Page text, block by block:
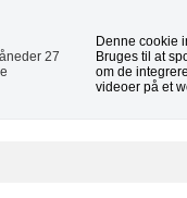
27
Denne cookie
Bruges til at
om de
videoer på et